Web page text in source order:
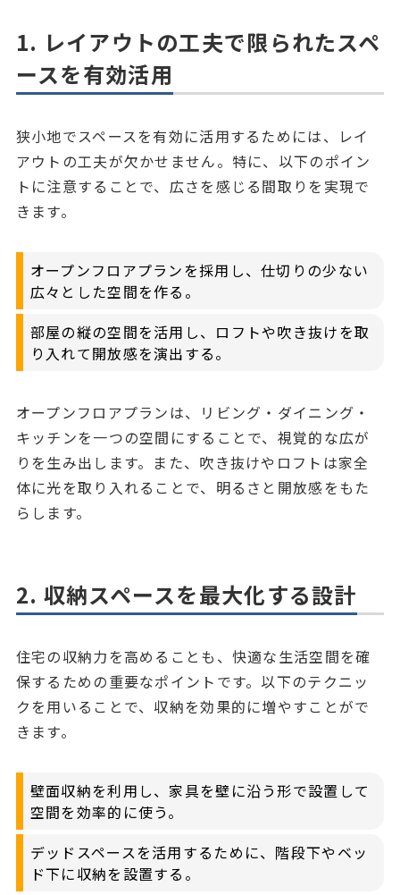
1. レイアウトの工夫で限られたスペ
ースを有効活用
狭小地でスペースを有効に活用するためには、レイ
アウトの工夫が欠かせません。特に、以下のポイン
トに注意することで、広さを感じる間取りを実現で
きます。
オープンフロアプランを採用し、仕切りの少ない
広々とした空間を作る。
部屋の縦の空間を活用し、ロフトや吹き抜けを取
り入れて開放感を演出する。
オープンフロアプランは、リビング・ダイニング・
キッチンを一つの空間にすることで、視覚的な広が
りを生み出します。また、吹き抜けやロフトは家全
体に光を取り入れることで、明るさと開放感をもた
らします。
2. 収納スペースを最大化する設計
住宅の収納力を高めることも、快適な生活空間を確
保するための重要なポイントです。以下のテクニッ
クを用いることで、収納を効果的に増やすことがで
きます。
壁面収納を利用し、家具を壁に沿う形で設置して
空間を効率的に使う。
デッドスペースを活用するために、階段下やベッ
ド下に収納を設置する。